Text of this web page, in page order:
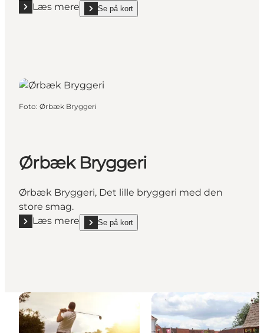
Læs mere
Læs mere "Øksendrup Cider"
Se på kort
show Øksendrup Cider on_map
Foto: Ørbæk Bryggeri
Ørbæk Bryggeri
Ørbæk Bryggeri, Det lille bryggeri med den
store smag.
Læs mere
Læs mere "Ørbæk Bryggeri"
Se på kort
show Ørbæk Bryggeri on_map